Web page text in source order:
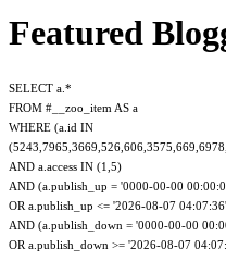
Featured
SELECT a.*
FROM #__zoo_item AS a
WHERE (a.id IN
AND a.access IN (1,5)
AND (a.publish_up = '0000-00-00
OR a.publish_up <= '2026-08-07
AND (a.publish_down = '0000-00-00
OR a.publish_down >= '2026-08-07